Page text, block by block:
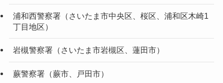
浦和西警察署（さいたま市中央区、桜区、浦和区木崎1
丁目地区）
岩槻警察署（さいたま市岩槻区、蓮田市）
蕨警察署（蕨市、戸田市）